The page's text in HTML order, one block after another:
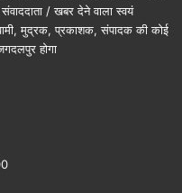
/ खबर देने वाला स्वयं
मुद्रक, प्रकाशक, संपादक की कोई
होगा